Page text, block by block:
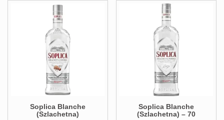
Soplica Blanche
(Szlachetna)
Soplica Blanche
(Szlachetna) – 70